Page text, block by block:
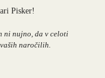
Pisker!
ni nujno, da v celoti
naročilih.